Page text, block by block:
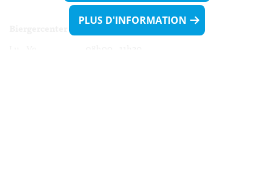
13h30 - 16h00
PLUS D'INFORMATION